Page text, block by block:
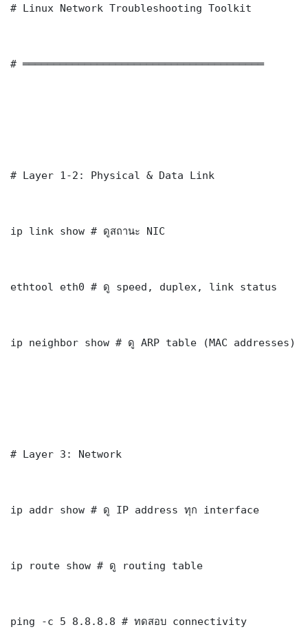
# Linux Network Troubleshooting Toolkit
# ═══════════════════════════════════════
# Layer 1-2: Physical & Data Link
ip link show # ดูสถานะ NIC
ethtool eth0 # ดู speed, duplex, link status
ip neighbor show # ดู ARP table (MAC addresses)
# Layer 3: Network
ip addr show # ดู IP address ทุก interface
ip route show # ดู routing table
ping -c 5 8.8.8.8 # ทดสอบ connectivity